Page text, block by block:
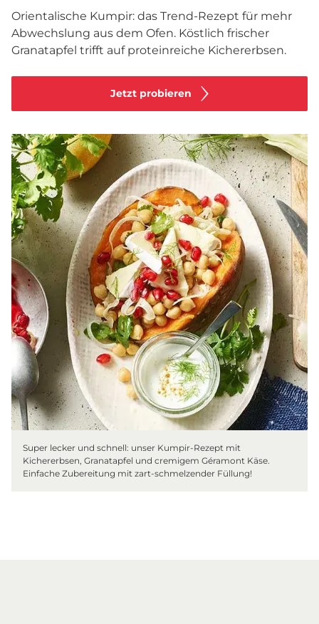
Orientalische Kumpir: das Trend-Rezept für mehr
Abwechslung aus dem Ofen. Köstlich frischer
Granatapfel trifft auf proteinreiche Kichererbsen.
Jetzt probieren
Super lecker und schnell: unser Kumpir-Rezept mit
Kichererbsen, Granatapfel und cremigem Géramont Käse.
Einfache Zubereitung mit zart-schmelzender Füllung!